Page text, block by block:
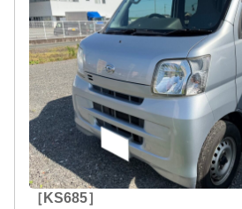
［KS685］